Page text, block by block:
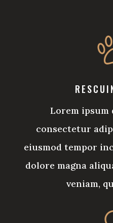
Lorem ipsum
consectetur
eiusmod tempor
dolore magna
veniam,